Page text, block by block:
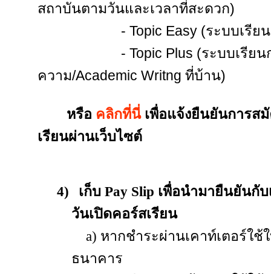
สถาบันตามวันและเวลาที่สะดวก)
- Topic Easy (ระบบเรียนอ
- Topic Plus (ระบบเรียนกา
ความ/Academic Writng ที่บ้าน)
หรือ คลิกที่นี่เพื่อแจ้งยืนยันการส
เรียนผ่านเว็บไซต์
4) เก็บPay Slip เพื่อนำมายืนยันกั
วันเปิดคอร์สเรียน
a) หากชำระผ่านเคาท์เตอร์ใช้
ธนาคาร